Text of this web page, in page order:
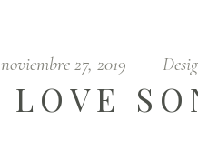
noviembre 27, 2019
LOVE